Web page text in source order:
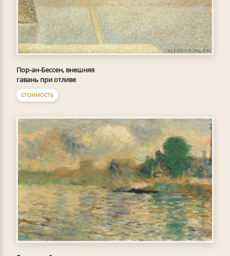
Пор-ан-Бессен, внешняя
гавань при отливе
СТОИМОСТЬ